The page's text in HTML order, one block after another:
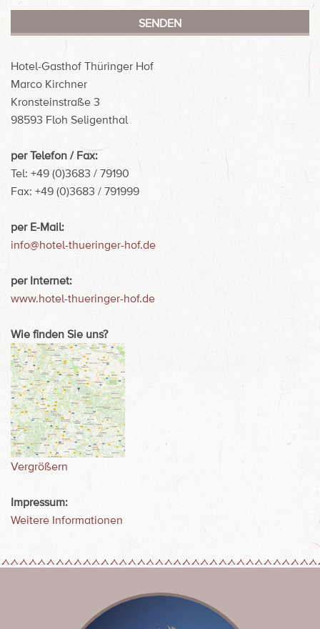
Hotel-Gasthof Thüringer Hof
Marco Kirchner
Kronsteinstraße 3
98593 Floh Seligenthal
per Telefon / Fax:
Tel: +49 (0)3683 / 79190
Fax: +49 (0)3683 / 791999
per E-Mail:
info@hotel-thueringer-hof.de
per Internet:
www.hotel-thueringer-hof.de
Wie finden Sie uns?
Vergrößern
Impressum:
Weitere Informationen